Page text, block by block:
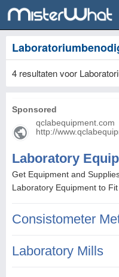
4 resultaten voor